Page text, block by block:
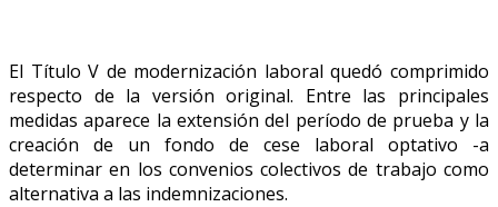
El Título V de modernización laboral quedó comprimido
respecto de la versión original. Entre las principales
medidas aparece la extensión del período de prueba y la
creación de un fondo de cese laboral optativo -a
determinar en los convenios colectivos de trabajo como
alternativa a las indemnizaciones.